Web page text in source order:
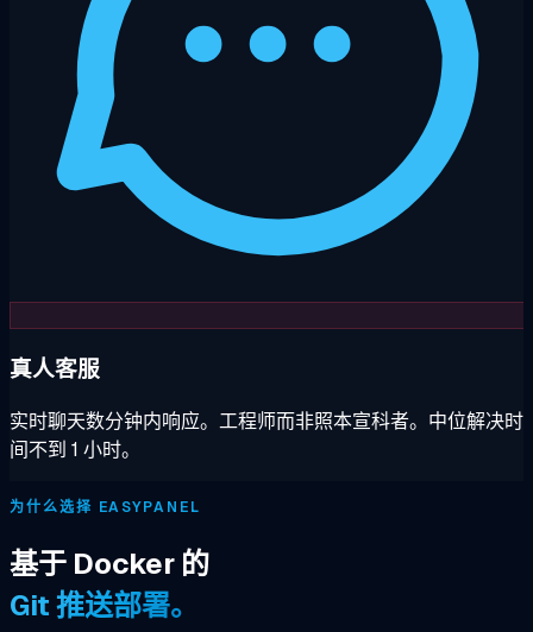
真人客服
实时聊天数分钟内响应。工程师而非照本宣科者。中位解决时
间不到 1 小时。
为什么选择 EASYPANEL
基于 Docker 的
Git 推送部署。